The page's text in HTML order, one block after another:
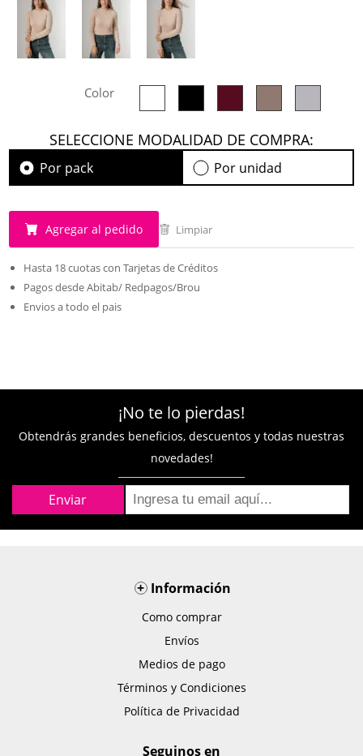
Color
SELECCIONE MODALIDAD DE COMPRA:
Por pack Por unidad
Agregar al pedido Limpiar
Hasta 18 cuotas con Tarjetas de Créditos
Pagos desde Abitab/ Redpagos/Brou
Envios a todo el pais
¡No te lo pierdas!
Obtendrás grandes beneficios, descuentos y todas nuestras
novedades!
+Información
Como comprar
Envíos
Medios de pago
Términos y Condiciones
Política de Privacidad
Seguinos en